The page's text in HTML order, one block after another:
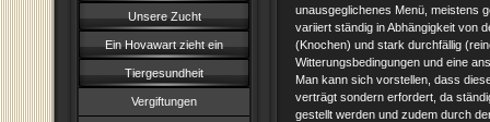
Unsere Zucht
Ein Hovawart zieht ein
Tiergesundheit
Vergiftungen
unausgeglichenes Menü, meistens
variiert ständig in Abhängigkeit von
(Knochen) und stark durchfällig
Witterungsbedingungen und eine
Man kann sich vorstellen, dass
verträgt sondern erfordert, da
gestellt werden und zudem durch